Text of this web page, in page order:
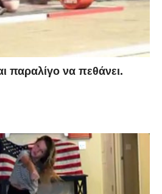
παραλίγο να πεθάνει.